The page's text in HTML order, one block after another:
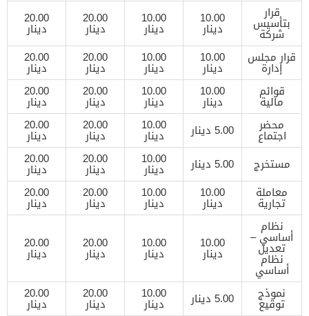
قرار
بتأسيس
شركة
10.00
دينار
10.00
دينار
20.00
دينار
20.00
دينار
قرار مجلس
إدارة
10.00
دينار
10.00
دينار
20.00
دينار
20.00
دينار
قوائم
مالية
10.00
دينار
10.00
دينار
20.00
دينار
20.00
دينار
محضر
اجتماع 5.00 دينار 10.00
دينار
20.00
دينار
20.00
دينار
مستخرج
5.00 دينار 10.00
دينار
20.00
دينار
20.00
دينار
معاملة
تجارية
10.00
دينار
10.00
دينار
20.00
دينار
20.00
دينار
نظام
أساسي –
تعديل
نظام
أساسي
10.00
دينار
10.00
دينار
20.00
دينار
20.00
دينار
نموذج
توقيع 5.00 دينار 10.00
دينار
20.00
دينار
20.00
دينار